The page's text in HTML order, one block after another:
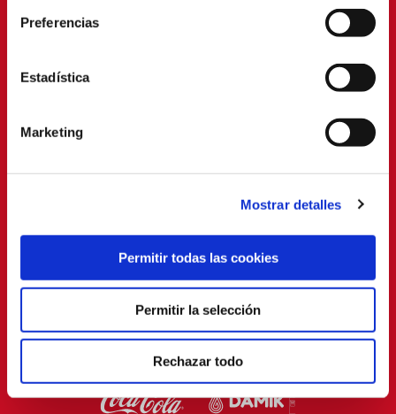
Preferencias
Estadística
Marketing
Mostrar detalles
Permitir todas las cookies
Permitir la selección
Rechazar todo